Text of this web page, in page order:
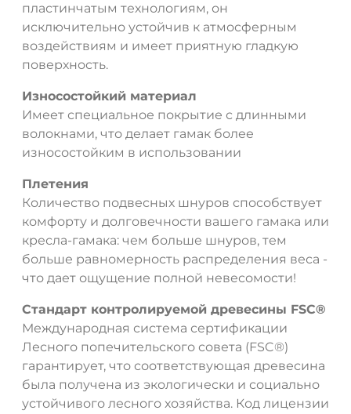
пластинчатым технологиям, он
исключительно устойчив к атмосферным
воздействиям и имеет приятную гладкую
поверхность.
Износостойкий материал
Имеет специальное покрытие с длинными
волокнами, что делает гамак более
износостойким в использовании
Плетения
Количество подвесных шнуров способствует
комфорту и долговечности вашего гамака или
кресла-гамака: чем больше шнуров, тем
больше равномерность распределения веса -
что дает ощущение полной невесомости!
Стандарт контролируемой древесины FSC®
Международная система сертификации
Лесного попечительского совета (FSC®)
гарантирует, что соответствующая древесина
была получена из экологически и социально
устойчивого лесного хозяйства. Код лицензии